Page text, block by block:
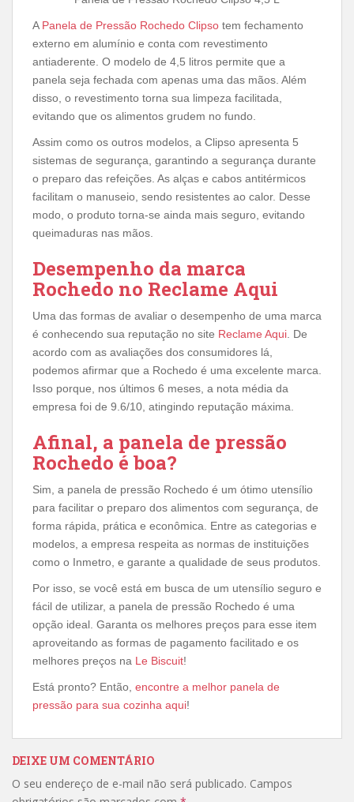
A Panela de Pressão Rochedo Clipso tem fechamento
externo em alumínio e conta com revestimento
antiaderente. O modelo de 4,5 litros permite que a
panela seja fechada com apenas uma das mãos. Além
disso, o revestimento torna sua limpeza facilitada,
evitando que os alimentos grudem no fundo.
Assim como os outros modelos, a Clipso apresenta 5
sistemas de segurança, garantindo a segurança durante
o preparo das refeições. As alças e cabos antitérmicos
facilitam o manuseio, sendo resistentes ao calor. Desse
modo, o produto torna-se ainda mais seguro, evitando
queimaduras nas mãos.
Desempenho da marca
Rochedo no Reclame Aqui
Uma das formas de avaliar o desempenho de uma marca
é conhecendo sua reputação no site Reclame Aqui . De
acordo com as avaliações dos consumidores lá,
podemos afirmar que a Rochedo é uma excelente marca.
Isso porque, nos últimos 6 meses, a nota média da
empresa foi de 9.6/10, atingindo reputação máxima.
Afinal, a panela de pressão
Rochedo é boa?
Sim, a panela de pressão Rochedo é um ótimo utensílio
para facilitar o preparo dos alimentos com segurança, de
forma rápida, prática e econômica. Entre as categorias e
modelos, a empresa respeita as normas de instituições
como o Inmetro, e garante a qualidade de seus produtos.
Por isso, se você está em busca de um utensílio seguro e
fácil de utilizar, a panela de pressão Rochedo é uma
opção ideal. Garanta os melhores preços para esse item
aproveitando as formas de pagamento facilitado e os
melhores preços na Le Biscuit!
Está pronto? Então, encontre a melhor panela de
pressão para sua cozinha aqui!
DEIXE UM COMENTÁRIO
O seu endereço de e-mail não será publicado. Campos